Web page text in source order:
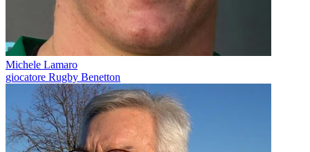
Michele Lamaro
giocatore Rugby Benetton